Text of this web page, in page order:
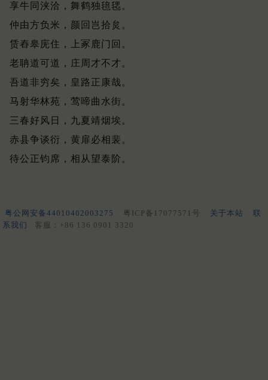
享牛同浃洽，舞鹤独毰毸。
仲由方负米，颜回岂拾炱。
赁舂皋庑住，上冢鹿门回。
老聃道可道，庄周才不才。
吾道非穷矣，皇路正康哉。
马射华林苑，莺啼曲水街。
三春好风日，九夏靖烟埃。
赤县争谈衍，黄扉必相裴。
待公正钧席，相从望泰阶。
粤公网安备44010402003275 粤ICP备17077571号 关于本站
联
系我们
客服：+86 136 0901 3320